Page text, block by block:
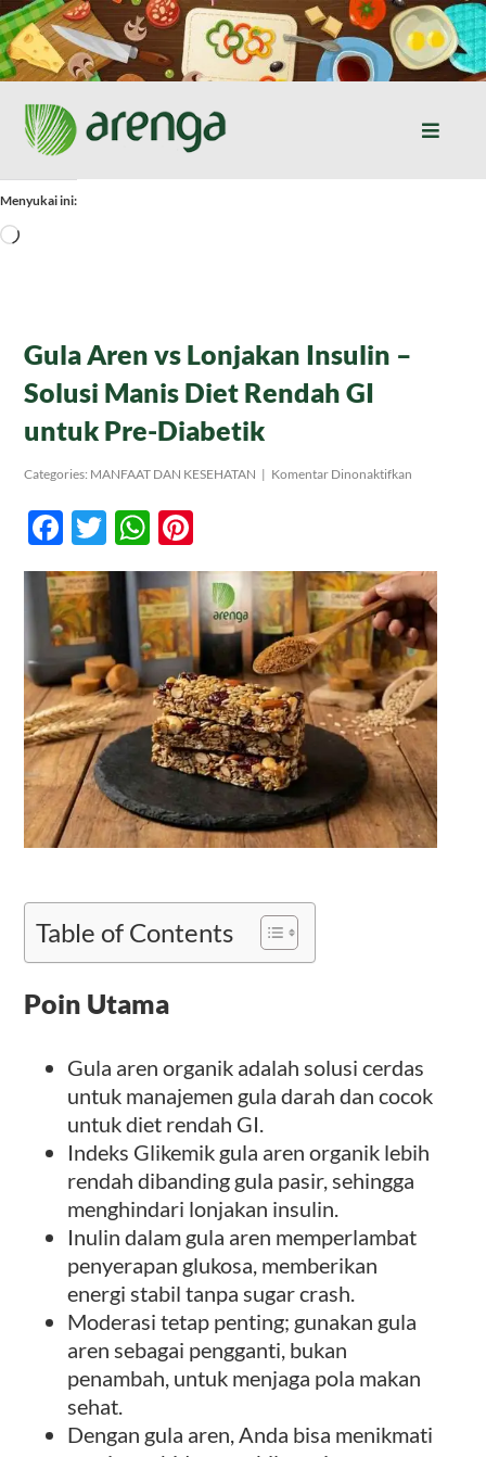
Skip
to
content
Toggle
Home
Tentang Kami
Produk
Kontak
Menyukai ini:
Memuat...
Gula Aren vs Lonjakan Insulin –
Solusi Manis Diet Rendah GI
untuk Pre-Diabetik
Categories: MANFAAT DAN KESEHATAN | Komentar Dinonaktifkan
–
Solusi
Manis
Diet
Rendah
GI
untuk
Pre-
Diabetik
Facebook
TwitterWhatsApp
Table of Contents
Poin Utama
Gula aren organik adalah solusi cerdas
untuk manajemen gula darah dan cocok
untuk diet rendah GI.
Indeks Glikemik gula aren organik lebih
rendah dibanding gula pasir, sehingga
menghindari lonjakan insulin.
Inulin dalam gula aren memperlambat
penyerapan glukosa, memberikan
energi stabil tanpa sugar crash.
Moderasi tetap penting; gunakan gula
aren sebagai pengganti, bukan
penambah, untuk menjaga pola makan
sehat.
Dengan gula aren, Anda bisa menikmati